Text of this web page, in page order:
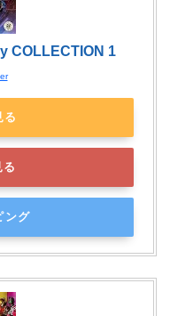
COLLECTION 1
ング